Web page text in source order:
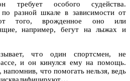
требует особого судейства.
разной шкале в зависимости от
от того, врожденное оно или
например, бегут на лыжах и
что один спортсмен, не
и он кинулся ему на помощь.
что помогать нельзя, ведь